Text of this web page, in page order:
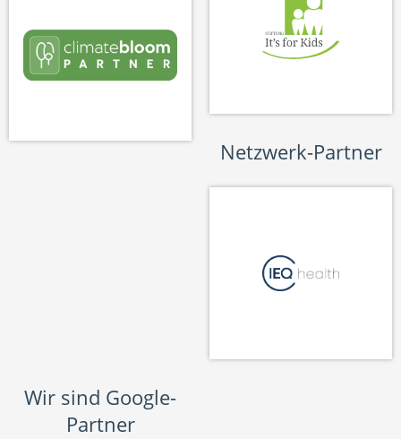
Netzwerk-Partner
Wir sind Google-
Partner